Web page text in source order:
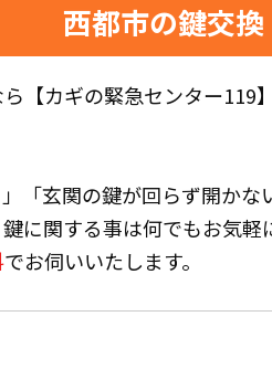
西都市の鍵交
【カギの緊急センター119
」「玄関の鍵が回らず開か
に関する事は何でもお気軽
でお伺いいたします。